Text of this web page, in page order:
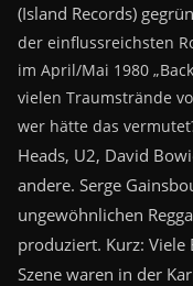
(Island Records)
der einflussreichsten
im April/Mai 1980
vielen Traumstrände
wer hätte das
Heads, U2, David
andere. Serge
ungewöhnlichen
produziert. Kurz: Viele
Szene waren in der